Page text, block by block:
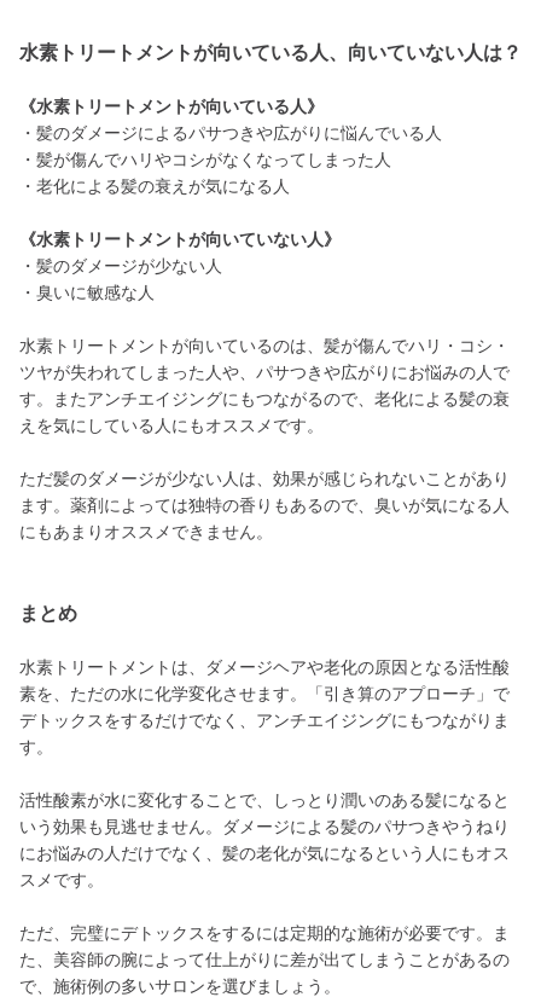
水素トリートメントが向いている人、向いていない人は？
《水素トリートメントが向いている人》
・髪のダメージによるパサつきや広がりに悩んでいる人
・髪が傷んでハリやコシがなくなってしまった人
・老化による髪の衰えが気になる人
《水素トリートメントが向いていない人》
・髪のダメージが少ない人
・臭いに敏感な人
水素トリートメントが向いているのは、髪が傷んでハリ・コシ・
ツヤが失われてしまった人や、パサつきや広がりにお悩みの人で
す。またアンチエイジングにもつながるので、老化による髪の衰
えを気にしている人にもオススメです。
ただ髪のダメージが少ない人は、効果が感じられないことがあり
ます。薬剤によっては独特の香りもあるので、臭いが気になる人
にもあまりオススメできません。
まとめ
水素トリートメントは、ダメージヘアや老化の原因となる活性酸
素を、ただの水に化学変化させます。「引き算のアプローチ」で
デトックスをするだけでなく、アンチエイジングにもつながりま
す。
活性酸素が水に変化することで、しっとり潤いのある髪になると
いう効果も見逃せません。ダメージによる髪のパサつきやうねり
にお悩みの人だけでなく、髪の老化が気になるという人にもオス
スメです。
ただ、完璧にデトックスをするには定期的な施術が必要です。ま
た、美容師の腕によって仕上がりに差が出てしまうことがあるの
で、施術例の多いサロンを選びましょう。